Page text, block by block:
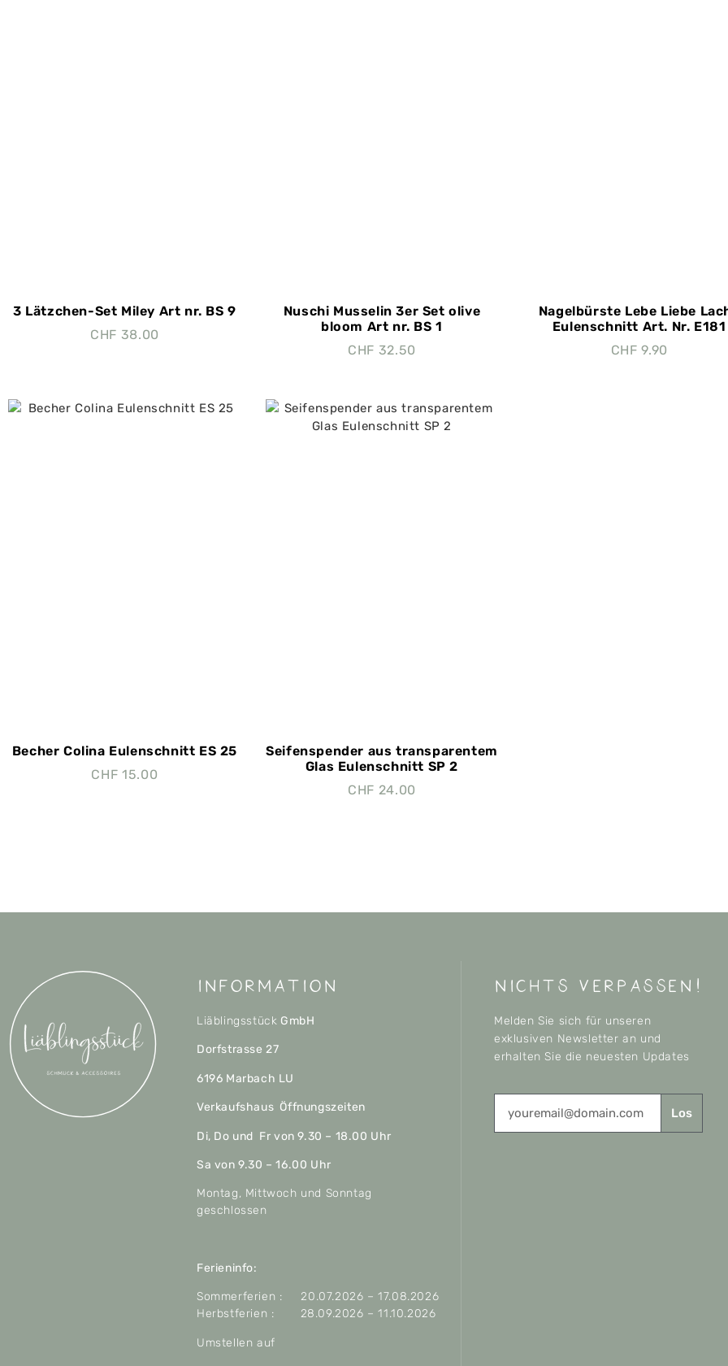
3 Lätzchen-Set Miley Art nr. BS 9
CHF 38.00
Nuschi Musselin 3er Set olive
bloom Art nr. BS 1
CHF 32.50
Nagelbürste Lebe Liebe
Eulenschnitt Art. Nr. E181
CHF 9.90
Becher Colina Eulenschnitt ES 25
CHF 15.00
Seifenspender aus transparentem
Glas Eulenschnitt SP 2
CHF 24.00
Information
Liäblingsstück GmbH
Dorfstrasse 27
6196 Marbach LU
Verkaufshaus Öffnungszeiten
Di, Do und Fr von 9.30 – 18.00 Uhr
Sa von 9.30 – 16.00 Uhr
Montag, Mittwoch und Sonntag
geschlossen
Ferieninfo:
Sommerferien : 20.07.2026 – 17.08.2026
Herbstferien : 28.09.2026 – 11.10.2026
Umstellen auf
nichts verpassen!
Melden Sie sich für unseren
exklusiven Newsletter an und
erhalten Sie die neuesten Updates
Los